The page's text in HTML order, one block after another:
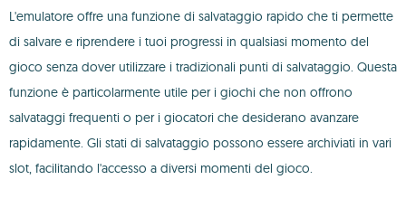
L'emulatore offre una funzione di salvataggio rapido che ti permette
di salvare e riprendere i tuoi progressi in qualsiasi momento del
gioco senza dover utilizzare i tradizionali punti di salvataggio. Questa
funzione è particolarmente utile per i giochi che non offrono
salvataggi frequenti o per i giocatori che desiderano avanzare
rapidamente. Gli stati di salvataggio possono essere archiviati in vari
slot, facilitando l'accesso a diversi momenti del gioco.